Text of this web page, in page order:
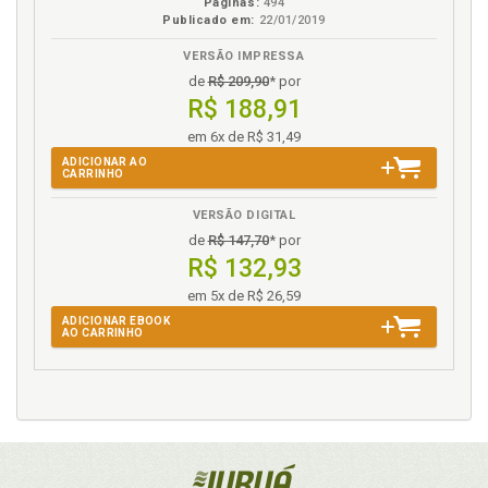
Helena Regina Lobo da Costa. Contribuições das
teorias de prevenção geral positiva limitadoras ao
Direito Penal contemporâneo., p. 123
História. Derecho Penal y lucha antiterrorista en
Colombia: ¿Una historia fallida? Alejandro Aponte, p.
11
Inimigo. Direito Penal entre "Creutzfeldt-Jakob e
Günther Jakobs". Direito Penal (económico). Tutela.
Bens jurídicos. Direito Penal do risco ou Direito Penal
do inimigo. Gonçalo Nicolau C. S. de Melo Bandeira.,
J
Direito Penal da empresa (o dualismo jurídico-
Páginas: 494
Publicado em: 22/01/2019
VERSÃO IMPRESSA
deR$ 209,90* por
R$ 188,91
em 6x de R$ 31,49
ADICIONAR AO
CARRINHO
VERSÃO DIGITAL
deR$ 147,70* por
R$ 132,93
em 5x de R$ 26,59
ADICIONAR EBOOK
AO CARRINHO